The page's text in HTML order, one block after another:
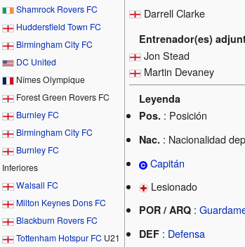
Shamrock Rovers FC
Huddersfield Town FC
Birmingham City FC
DC United
Nîmes Olympique
Forest Green Rovers FC
Burnley FC
Birmingham City FC
Burnley FC
Inferiores
Walsall FC
Milton Keynes Dons FC
Blackburn Rovers FC
Tottenham Hotspur FC U21
Darrell Clarke
Entrenador(es)
Jon Stead
Martin Devaney
Leyenda
Pos. : Posición
Nac. : Nacionalidad
Capitán
Lesionado
POR / ARQ:
DEF: Defensa